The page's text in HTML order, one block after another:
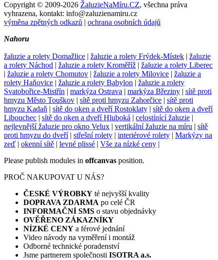
Copyright © 2009-2026 ŽaluzieNaMíru.CZ, všechna práva
vyhrazena, kontakt: info@zaluzienamiru.cz
výměna zpětných odkazů
ochrana osobních údajů
Nahoru
žaluzie a rolety Domažlice žaluzie a rolety Frýdek-Místek
žaluzie
a rolety Náchod
žaluzie a rolety Kroměříž
žaluzie a rolety Liberec
žaluzie a rolety Chomutov žaluzie a rolety Milovice
žaluzie a
rolety Haňovice
žaluzie a rolety Babylon
žaluzie a rolety
Svatobořice-Mistřín
markýza Ostrava markýza Březiny
sítě proti
hmyzu Město Touškov
sítě proti hmyzu Zahorčice
sítě proti
hmyzu Kadaň
sítě do oken a dveří Rostoklaty
sítě do oken a dveří
Libouchec
sítě do oken a dveří Hluboká celostínící žaluzie
nejlevnější žaluzie pro okno Velux
vertikální žaluzie na míru
sítě
proti hmyzu do dveří
střešní rolety interiérové rolety
Markýzy na
zeď
okenní sítě levné plissé Vše za nízké ceny
Please publish modules in offcanvas position.
PROČ NAKUPOVAT U NÁS?
ČESKÉ VÝROBKY té nejvyšší kvality
DOPRAVA ZDARMA po celé ČR
INFORMAČNÍ SMS o stavu objednávky
OVĚŘENO ZÁKAZNÍKY
NÍZKÉ CENY a férové jednání
Video návody na vyměření i montáž
Odborné technické poradenství
Jsme partnerem společnosti ISOTRA a.s.